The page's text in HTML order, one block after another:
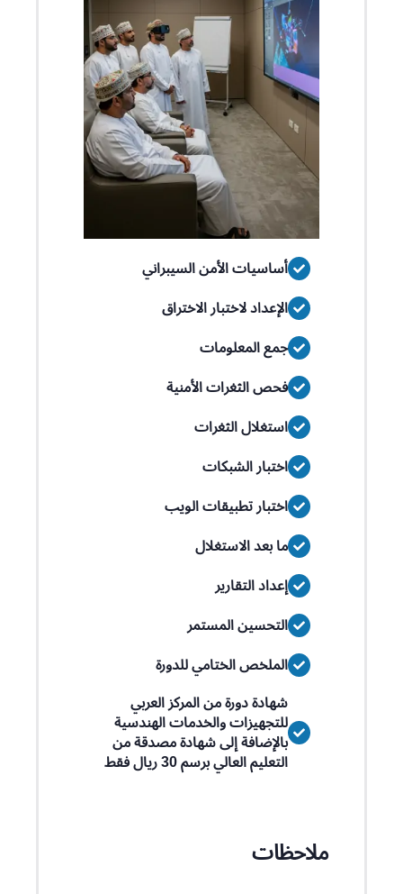
أساسيات الأمن السيبراني
الإعداد لاختبار الاختراق
جمع المعلومات
فحص الثغرات الأمنية
استغلال الثغرات
اختبار الشبكات
اختبار تطبيقات الويب
ما بعد الاستغلال
إعداد التقارير
التحسين المستمر
الملخص الختامي للدورة
شهادة دورة من المركز العربي
للتجهيزات والخدمات الهندسية
بالإضافة إلى شهادة مصدقة من
التعليم العالي برسم 30 ريال فقط
ملاحظات